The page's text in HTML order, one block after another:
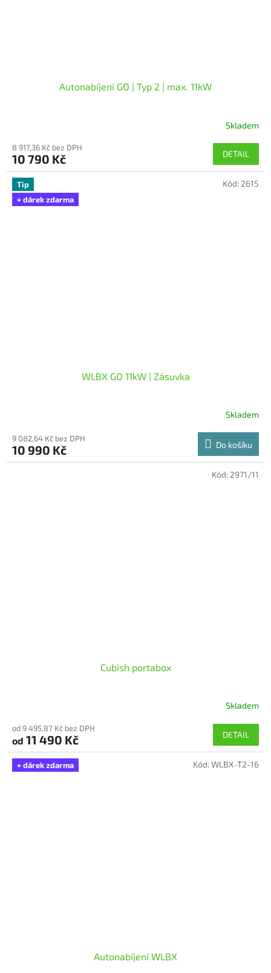
Autonabíjení GO | Typ 2 | max. 11kW
produktu
je
5,0
5
hvězdiček.
Skladem
8 917,36 Kč bez DPH
10 790 Kč DETAIL
Tip
+ dárek zdarma
WLBX GO 11kW | Zásuvka
Skladem
9 082,64 Kč bez DPH
10 990 Kč Do košíku
Kód: 2615
Cubish portabox
produktu
je
5,0
Skladem
od 9 495,87 Kč bez DPH
od 11 490 Kč DETAIL
Kód: 2971/11
+ dárek zdarma
Autonabíjení WLBX
Kód:WLBX-T2-16